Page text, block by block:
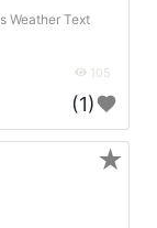
Weather Text
105
(1)
★